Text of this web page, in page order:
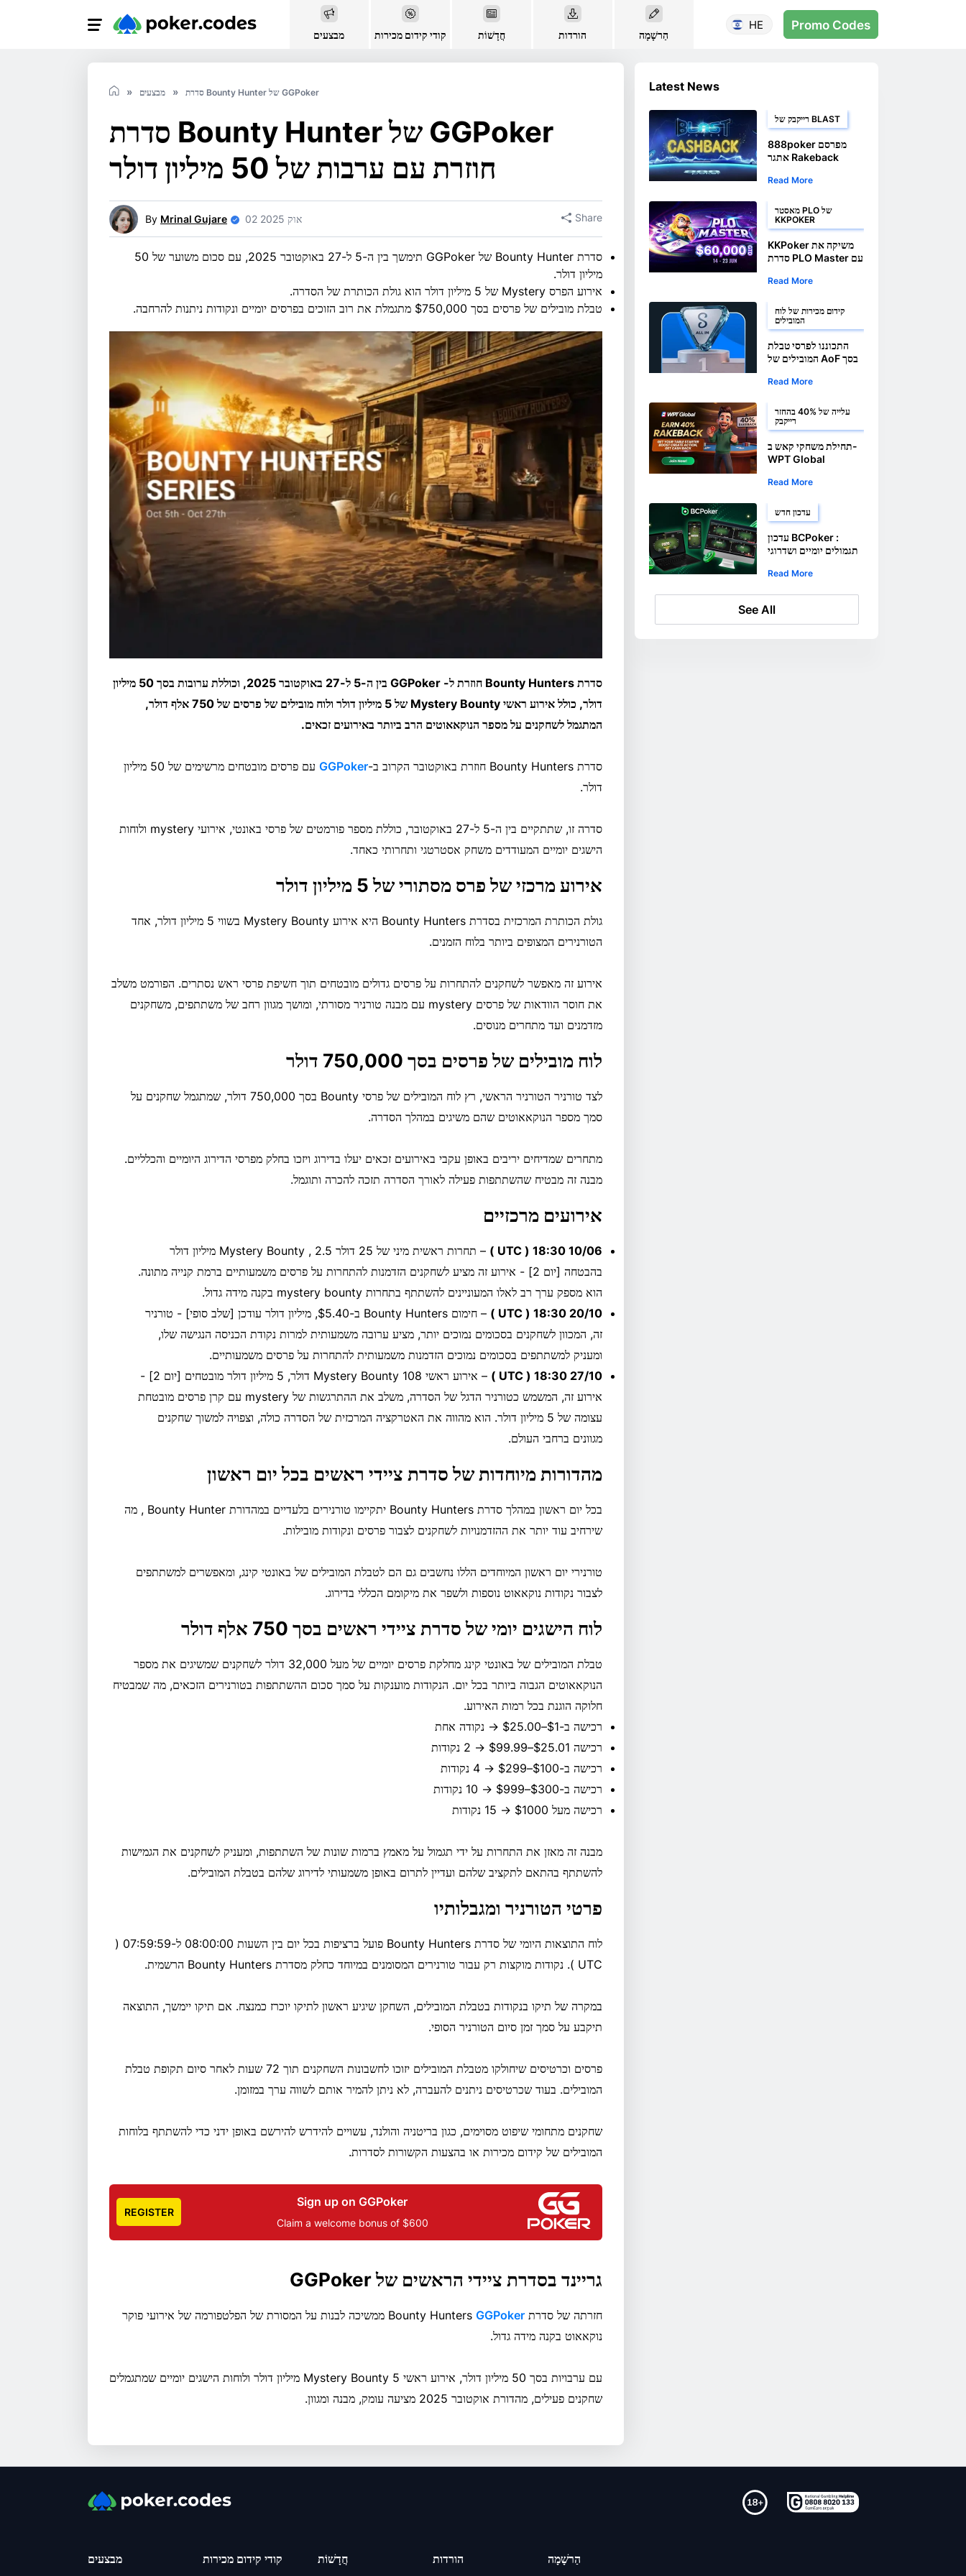
מבצעים קודי קידום מכירות חֲדָשׁוֹת הורדות הַרשָׁמָה
HE Promo Codes
מבצעים סדרת Bounty Hunter של GGPoker
סדרת Bounty Hunter של GGPoker
חוזרת עם ערבות של 50 מיליון דולר
By Mrinal Gujare 02 אוק 2025 Share
סדרת Bounty Hunter של GGPoker תימשך בין ה-5 ל-27 באוקטובר 2025, עם סכום משוער של 50
מיליון דולר.
אירוע הפרס Mystery של 5 מיליון דולר הוא גולת הכותרת של הסדרה.
טבלת מובילים של פרסים בסך $750,000 מתגמלת את רוב הזוכים בפרסים יומיים ונקודות ניתנות להרחבה.
סדרת Bounty Hunters חוזרת ל- GGPoker בין ה-5 ל-27 באוקטובר 2025, וכוללת ערובות בסך 50 מיליון
דולר, כולל אירוע ראשי Mystery Bounty של 5 מיליון דולר ולוח מובילים של פרסים של 750 אלף דולר,
המתגמל לשחקנים על מספר הנוקאאוטים הרב ביותר באירועים זכאים.
סדרת Bounty Hunters חוזרת באוקטובר הקרוב ב- GGPoker
עם פרסים מובטחים מרשימים של 50 מיליון
דולר.
סדרה זו, שתתקיים בין ה-5 ל-27 באוקטובר, כוללת מספר פורמטים של פרסי באונטי, אירועי mystery ולוחות
הישגים יומיים המעודדים משחק אסטרטגי ותחרותי כאחד.
אירוע מרכזי של פרס מסתורי של 5 מיליון דולר
גולת הכותרת המרכזית בסדרת Bounty Hunters היא אירוע Mystery Bounty בשווי 5 מיליון דולר, אחד
הטורנירים המצופים ביותר בלוח הזמנים.
אירוע זה מאפשר לשחקנים להתחרות על פרסים גדולים מובטחים תוך חשיפת פרסי ראש נסתרים. הפורמט משלב
את חוסר הוודאות של פרסים mystery עם מבנה טורניר מסורתי, ומושך מגוון רחב של משתתפים, משחקנים
מזדמנים ועד מתחרים מנוסים.
לוח מובילים של פרסים בסך 750,000 דולר
לצד טורניר הטורניר הראשי, רץ לוח המובילים של פרסי Bounty בסך 750,000 דולר, שמתגמל שחקנים על
סמך מספר הנוקאאוטים שהם משיגים במהלך הסדרה.
מתחרים שמדיחים יריבים באופן עקבי באירועים זכאים יעלו בדירוג ויזכו בחלק מפרסי הדירוג היומיים והכלליים.
מבנה זה מבטיח שהשתתפות פעילה לאורך הסדרה תזכה להכרה ותוגמל.
אירועים מרכזיים
10/06 18:30 ( UTC )
– תחרות ראשית מיני של 25 דולר Mystery Bounty , 2.5 מיליון דולר
בהבטחה [יום 2] - אירוע זה מציע לשחקנים הזדמנות להתחרות על פרסים משמעותיים ברמת קנייה מתונה.
הוא מספק ערך רב לאלו המעוניינים להשתתף בתחרות mystery bounty בקנה מידה גדול.
20/10 18:30 ( UTC )
– חימום Bounty Hunters ב-$5.40, מיליון דולר עודכן [שלב סופי] - טורניר
זה, המכוון לשחקנים בסכומים נמוכים יותר, מציע ערובה משמעותית למרות נקודת הכניסה הנגישה שלו,
ומעניק למשתתפים בסכומים נמוכים הזדמנות משמעותית להתחרות על פרסים משמעותיים.
27/10 18:30 ( UTC )
– אירוע ראשי Mystery Bounty 108 דולר, 5 מיליון דולר מובטחים [יום 2] -
אירוע זה, המשמש כטורניר הדגל של הסדרה, משלב את ההתרגשות של mystery עם קרן פרסים מובטחת
עצומה של 5 מיליון דולר. הוא מהווה את האטרקציה המרכזית של הסדרה כולה, וצפויה למשוך שחקנים
מגוונים ברחבי העולם.
מהדורות מיוחדות של סדרת ציידי ראשים בכל יום ראשון
בכל יום ראשון במהלך סדרת Bounty Hunters יתקיימו טורנירים בלעדיים במהדורת Bounty Hunter , מה
שירחיב עוד יותר את ההזדמנויות לשחקנים לצבור פרסים ונקודות מובילות.
טורנירי יום ראשון המיוחדים הללו נחשבים גם הם לטבלת המובילים של באונטי קינג, ומאפשרים למשתתפים
לצבור נקודות נוקאאוט נוספות ולשפר את מיקומם הכללי בדירוג.
לוח הישגים יומי של סדרת ציידי ראשים בסך 750 אלף דולר
טבלת המובילים של באונטי קינג מחלקת פרסים יומיים של מעל 32,000 דולר לשחקנים שמשיגים את מספר
הנוקאאוטים הגבוה ביותר בכל יום. הנקודות מוענקות על סמך סכום ההשתתפות בטורנירים הזכאים, מה שמבטיח
חלוקה הוגנת בכל רמות האירוע.
רכישה ב-$1–$25.00 → נקודה אחת
רכישה $25.01–$99.99 → 2 נקודות
רכישה ב-$100–$299 → 4 נקודות
רכישה ב-$300–$999 → 10 נקודות
רכישה מעל $1000 → 15 נקודות
מבנה זה מאזן את התחרות על ידי תגמול על מאמץ ברמות שונות של השתתפות, ומעניק לשחקנים את הגמישות
להשתתף בהתאם לתקציב שלהם ועדיין לתרום באופן משמעותי לדירוג שלהם בטבלת המובילים.
פרטי הטורניר ומגבלותיו
לוח התוצאות היומי של סדרת Bounty Hunters פועל ברציפות בכל יום בין השעות 08:00:00 ל-07:59:59 (
UTC ). נקודות מוקצות רק עבור טורנירים המסומנים במיוחד כחלק מסדרת Bounty Hunters הרשמית.
במקרה של תיקו בנקודות בטבלת המובילים, השחקן שיגיע ראשון לתיקו יוכרז כמנצח. אם תיקו יימשך, התוצאה
תיקבע על סמך זמן סיום הטורניר הסופי.
פרסים וכרטיסים שיחולקו מטבלת המובילים יזוכו לחשבונות השחקנים תוך 72 שעות לאחר סיום תקופת טבלת
המובילים. בעוד שכרטיסים ניתנים להעברה, לא ניתן להמיר אותם לשווה ערך במזומן.
שחקנים מתחומי שיפוט מסוימים, כגון בריטניה והולנד, עשויים להידרש להירשם באופן ידני כדי להשתתף בלוחות
המובילים של קידום מכירות או בהצעות הקשורות לסדרות.
Sign up on GGPoker
Claim a welcome bonus of $600
REGISTER
גריינד בסדרת ציידי הראשים של GGPoker
חזרתה של סדרת Bounty Hunters GGPoker
ממשיכה לבנות על המסורת של הפלטפורמה של אירועי פוקר
נוקאאוט בקנה מידה גדול.
עם ערבויות בסך 50 מיליון דולר, אירוע ראשי Mystery Bounty 5 מיליון דולר ולוחות הישגים יומיים שמתגמלים
שחקנים פעילים, מהדורת אוקטובר 2025 מציעה עומק, מבנה ומגוון.
Latest News
רייקבק של BLAST
888poker מפרסם
אתגר Rakeback
סכומים גבוהים
Read More
מאסטר PLO של
KKPOKER
KKPoker משיקה את
סדרת PLO Master עם
PLO5 ו-PLO6Read More
קידום מכירות של לוח
המובילים
התכוננו לפרסי טבלת
המובילים של AoF בסך
Read More
עלייה של 40% בהחזר
רייקבק
תחילת משחקי קאש ב-
WPT Global
של 40%
Read More
עדכון חדש
עדכון BCPoker :
תגמולים יומיים ושדרוגי
Read More
See All
מבצעים קודי קידום מכירות חֲדָשׁוֹת הורדות הַרשָׁמָה